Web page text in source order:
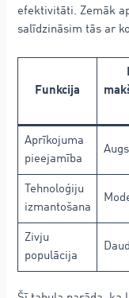
efektivitāti. Zemāk
salīdzināsim tās ar
Funkcija
Aprīkojuma
pieejamība
Tehnoloģiju
izmantošana
Zivju
populācija